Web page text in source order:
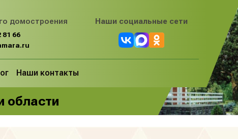
домостроения
81 66
Наши социальные сети
Наши контакты
области